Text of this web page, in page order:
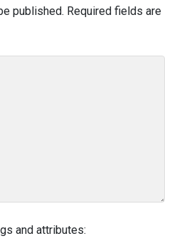
published. Required fields are
and attributes: